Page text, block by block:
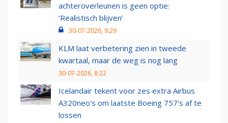
achteroverleunen is geen optie:
‘Realistisch blijven’
30-07-2026, 9:29
KLM laat verbetering zien in tweede
kwartaal, maar de weg is nog lang
30-07-2026, 8:22
Icelandair tekent voor zes extra Airbus
A320neo's om laatste Boeing 757's af te
lossen